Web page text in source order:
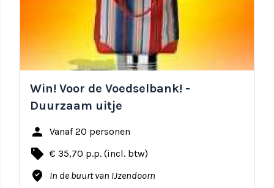
Win! Voor de Voedselbank! -
Duurzaam uitje
person Vanaf 20 personen
local_offer € 35,70 p.p. (incl. btw)
where_to_vote In de buurt van IJzendoorn